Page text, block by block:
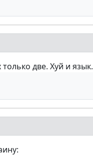
две. Хуй и язык.